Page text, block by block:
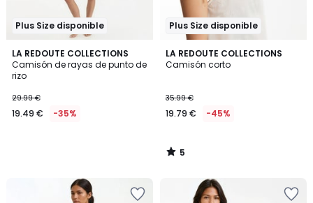
Plus Size disponible
LA REDOUTE COLLECTIONS
Camisón de rayas de punto de
rizo
29.99 €
19.49 € -35%
Plus Size disponible
LA REDOUTE COLLECTIONS
Camisón corto
35.99 €
19.79 € -45%
5
/
5
/